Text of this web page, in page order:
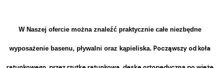
W Naszej ofercie można znaleźć praktycznie całe niezbędne
wyposażenie basenu, pływalni oraz kąpieliska. Począwszy odkoła